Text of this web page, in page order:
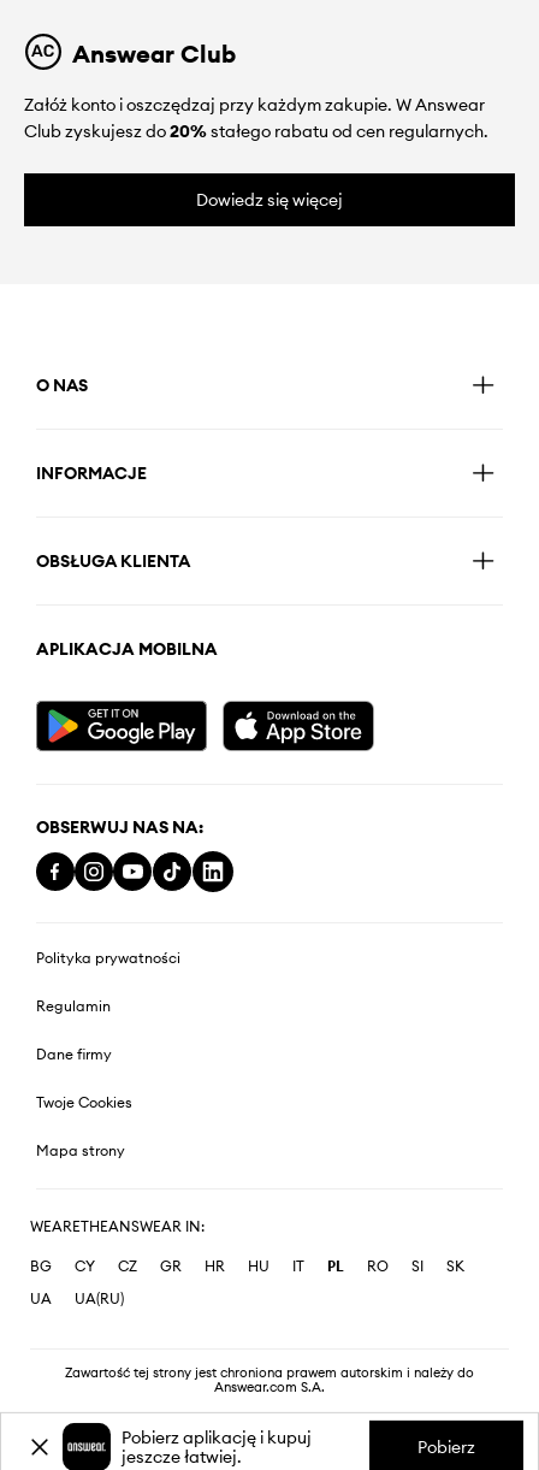
Answear Club
Załóż konto i oszczędzaj przy każdym zakupie. W Answear
Club zyskujesz do20%stałego rabatu od cen regularnych.
Dowiedz się więcej
O NAS
INFORMACJE
OBSŁUGA KLIENTA
APLIKACJA MOBILNA
OBSERWUJ NAS NA:
Polityka prywatności
Regulamin
Dane firmy
Twoje Cookies
Mapa strony
WEARETHEANSWEAR IN:
BG CY CZ GR HR HU IT PL RO SI
SK
UA
UA(RU)
Zawartość tej strony jest chroniona prawem autorskim i należy do
Answear.com S.A.
Pobierz aplikację i kupuj
jeszcze łatwiej.
Pobierz